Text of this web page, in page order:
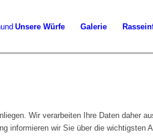
Unsere Würfe Galerie
Wir verarbeiten Ihre Daten daher
informieren wir Sie über die wichtigsten